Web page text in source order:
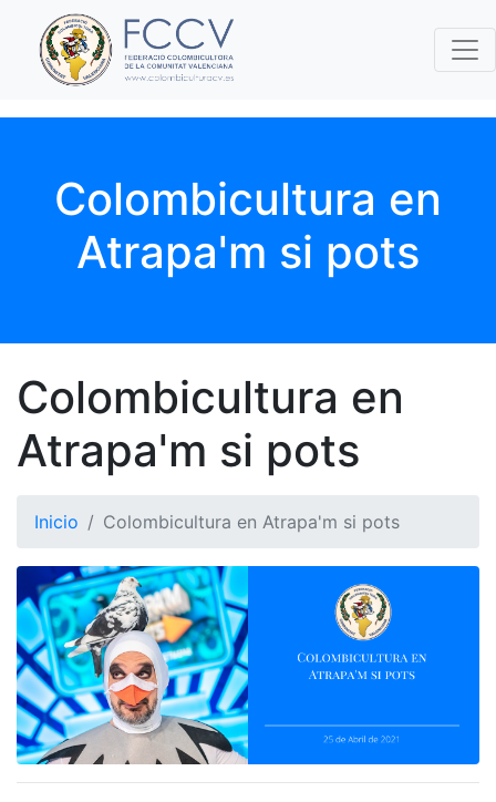
Colombicultura en
Atrapa'm si pots
Colombicultura en
Atrapa'm si pots
Inicio Colombicultura en Atrapa'm si pots